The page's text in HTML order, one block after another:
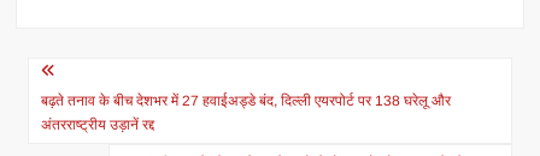
Post
navigation
बढ़ते तनाव के बीच देशभर में 27 हवाईअड्डे बंद, दिल्ली एयरपोर्ट पर 138 घरेलू और
अंतरराष्ट्रीय उड़ानें रद्द